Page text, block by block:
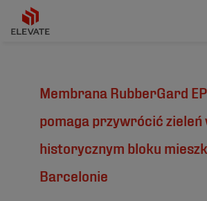
Membrana RubberGard
pomaga przywrócić zieleń
historycznym bloku
Barcelonie